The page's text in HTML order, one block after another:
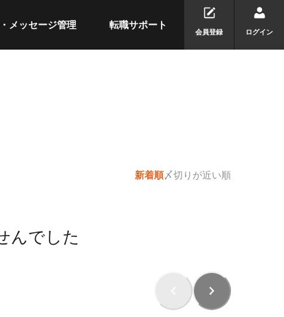
メッセージ管理 転職サポート
会員登録 ログイン
新着順〆切りが近い順
んでした